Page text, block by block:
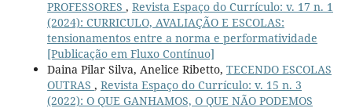
PROFESSORES , Revista Espaço do Currículo: v. 17 n. 1
(2024): CURRICULO, AVALIAÇÃO E ESCOLAS:
tensionamentos entre a norma e performatividade
[Publicação em Fluxo Contínuo]
Daina Pilar Silva, Anelice Ribetto, TECENDO ESCOLAS
OUTRAS , Revista Espaço do Currículo: v. 15 n. 3
(2022): O QUE GANHAMOS, O QUE NÃO PODEMOS